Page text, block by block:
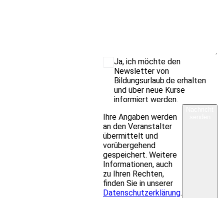
Ja, ich möchte den
Newsletter von
Bildungsurlaub.de erhalten
und über neue Kurse
informiert werden.
Ihre Angaben werden
an den Veranstalter
übermittelt und
vorübergehend
gespeichert. Weitere
Informationen, auch
zu Ihren Rechten,
finden Sie in unserer
Datenschutzerklärung.